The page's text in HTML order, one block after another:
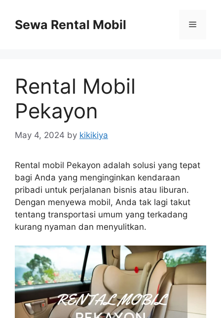
contentSewa Rental Mobil Menu
Rental Mobil
Pekayon
May 4, 2024 by kikikiya
Rental mobil Pekayon adalah solusi yang tepat
bagi Anda yang menginginkan kendaraan
pribadi untuk perjalanan bisnis atau liburan.
Dengan menyewa mobil, Anda tak lagi takut
tentang transportasi umum yang terkadang
kurang nyaman dan menyulitkan.